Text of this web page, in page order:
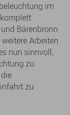
im
Bärenbronn
Arbeiten
nun sinnvoll,
zu
zu